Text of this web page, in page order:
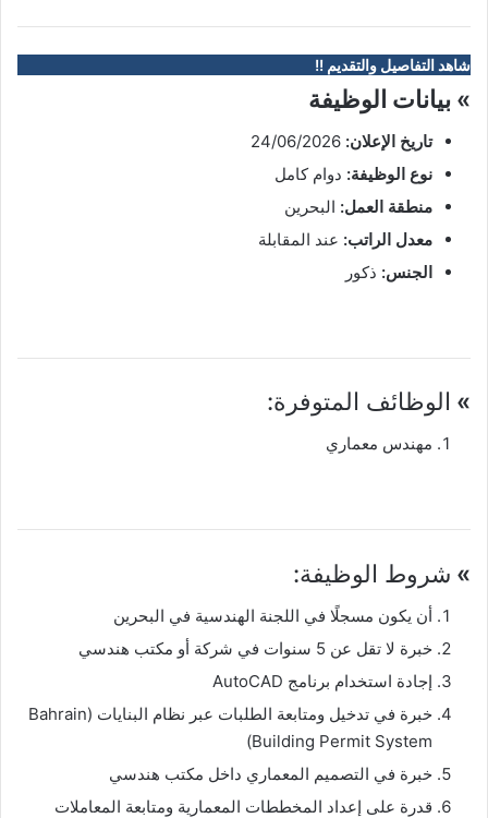
شاهد التفاصيل والتقديم !!
» بيانات الوظيفة
تاريخ الإعلان:
نوع الوظيفة: دوام كامل
منطقة العمل: البحرين
معدل الراتب: عند المقابلة
الجنس: ذكور
» الوظائف المتوفرة:
مهندس معماري
» شروط الوظيفة:
أن يكون مسجلًا في اللجنة الهندسية في البحرين
خبرة لا تقل عن 5 سنوات في شركة أو مكتب هندسي
إجادة استخدام برنامج AutoCAD
خبرة في تدخيل ومتابعة الطلبات عبر نظام البنايات (Bahrain
Building Permit System)
خبرة في التصميم المعماري داخل مكتب هندسي
قدرة على إعداد المخططات المعمارية ومتابعة المعاملات